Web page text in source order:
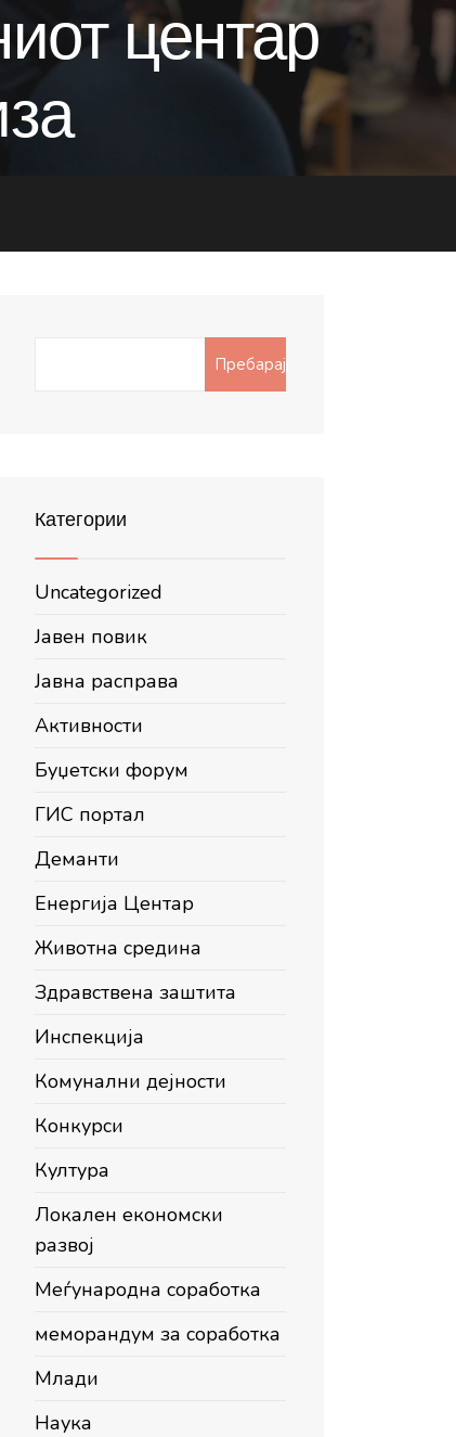
центар
Пребарај
Категории
Uncategorized
Јавен повик
Јавна расправа
Активности
Буџетски форум
ГИС портал
Деманти
Енергија Центар
Животна средина
Здравствена заштита
Инспекција
Комунални дејности
Конкурси
Култура
Локален економски
развој
Меѓународна соработка
меморандум за соработка
Млади
Наука